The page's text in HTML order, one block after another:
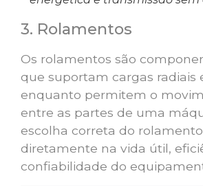
3. Rolamentos
Os rolamentos são
que suportam cargas radiais
enquanto permitem o
entre as partes de uma
escolha correta do
diretamente na vida útil,
confiabilidade do